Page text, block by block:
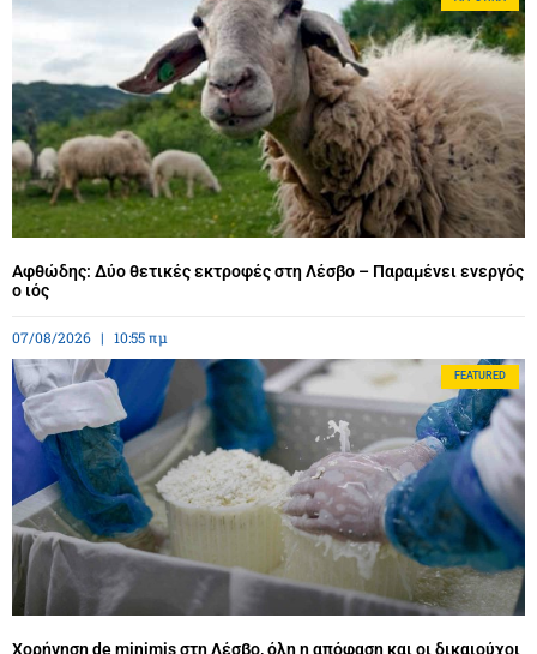
Αφθώδης: Δύο θετικές εκτροφές στη Λέσβο – Παραμένει ενεργός
ο ιός
07/08/2026 10:55 πμ
FEATURED
Χορήγηση de minimis στη Λέσβο, όλη η απόφαση και οι δικαιούχοι